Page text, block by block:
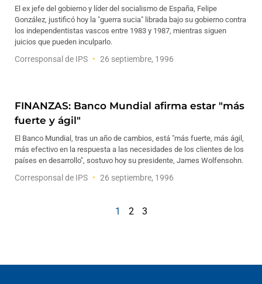
El ex jefe del gobierno y líder del socialismo de España, Felipe
González, justificó hoy la "guerra sucia" librada bajo su gobierno contra
los independentistas vascos entre 1983 y 1987, mientras siguen
juicios que pueden inculparlo.
Corresponsal de IPS 26 septiembre, 1996
FINANZAS: Banco Mundial afirma estar "más
fuerte y ágil"
El Banco Mundial, tras un año de cambios, está "más fuerte, más ágil,
más efectivo en la respuesta a las necesidades de los clientes de los
países en desarrollo", sostuvo hoy su presidente, James Wolfensohn.
Corresponsal de IPS 26 septiembre, 1996
1 2 3